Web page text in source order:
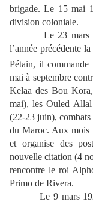
brigade. Le 15 mai
division coloniale.
Le 23 mars
l’année précédente
Pétain, il commande
mai à septembre
Kelaa des Bou
mai), les Ouled
(22-23 juin), combats
du Maroc. Aux mois
et organise des
nouvelle citation (4
rencontre le roi
Primo de Rivera.
Le 9 mars 1927,